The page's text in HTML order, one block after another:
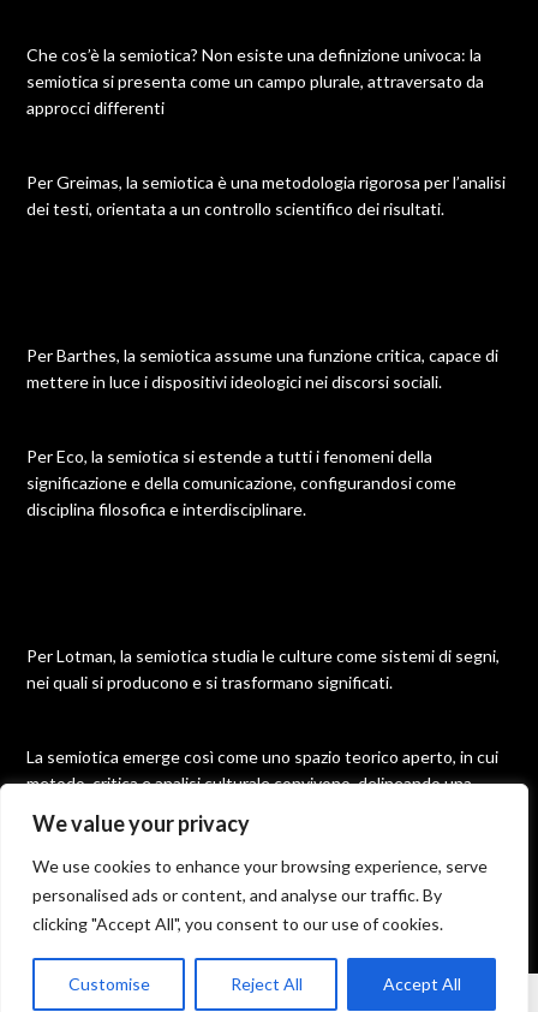
We value your privacy
We use cookies to enhance your browsing experience, serve
personalised ads or content, and analyse our traffic. By
clicking "Accept All", you consent to our use of cookies.
Customise Reject All Accept All
Che cos’è la semiotica? Non esiste una definizione univoca: la
semiotica si presenta come un campo plurale, attraversato da
approcci differenti
Per Greimas, la semiotica è una metodologia rigorosa per l’analisi
dei testi, orientata a un controllo scientifico dei risultati.
Per Barthes, la semiotica assume una funzione critica, capace di
mettere in luce i dispositivi ideologici nei discorsi sociali.
Per Eco, la semiotica si estende a tutti i fenomeni della
significazione e della comunicazione, configurandosi come
disciplina filosofica e interdisciplinare.
Per Lotman, la semiotica studia le culture come sistemi di segni,
nei quali si producono e si trasformano significati.
La semiotica emerge così come uno spazio teorico aperto, in cui
metodo, critica e analisi culturale convivono, delineando una
disciplina molteplice e in continua evoluzione.
©2026 Semiotica| Built using WordPress andResponsive
Blogily
From the science of signs to the semiotics of the text. The